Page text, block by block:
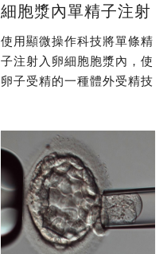
細胞漿內單精子注射
使用顯微操作科技將單條精
子注射入卵細胞胞漿內，使
卵子受精的一種體外受精技